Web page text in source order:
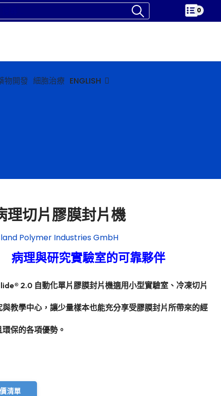
0
物開發 細胞治療 ENGLISH
理切片膠膜封片機
Polymer Industries GmbH
病理與研究實驗室的可靠夥伴
2.0 自動化單片膠膜封片機適用小型實驗室、冷凍切片
與教學中心，讓少量樣本也能充分享受膠膜封片所帶來的經
保的各項優勢。
清單